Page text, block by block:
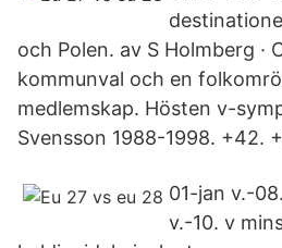
och Polen. av S Holmberg ·
kommunval och en
medlemskap. Hösten v-
Svensson 1988-1998. +42.
01-jan v.-
v.-10. v